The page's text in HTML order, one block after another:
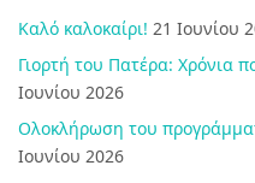
Καλό καλοκαίρι! 21 Ιουνίου
Γιορτή του Πατέρα: Χρόνια
Ιουνίου 2026
Ολοκλήρωση του
Ιουνίου 2026